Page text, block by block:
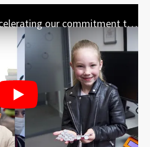
CSR at CGI - Accelerating our commitment to creating a more inclusive and sustainable world